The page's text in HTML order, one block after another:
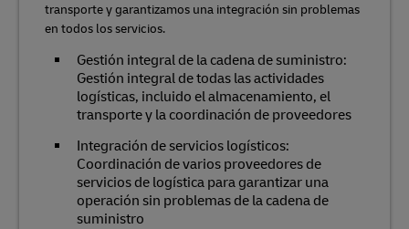
transporte y garantizamos una integración sin problemas
en todos los servicios.
Gestión integral de la cadena de suministro:
Gestión integral de todas las actividades
logísticas, incluido el almacenamiento, el
transporte y la coordinación de proveedores
Integración de servicios logísticos:
Coordinación de varios proveedores de
servicios de logística para garantizar una
operación sin problemas de la cadena de
suministro